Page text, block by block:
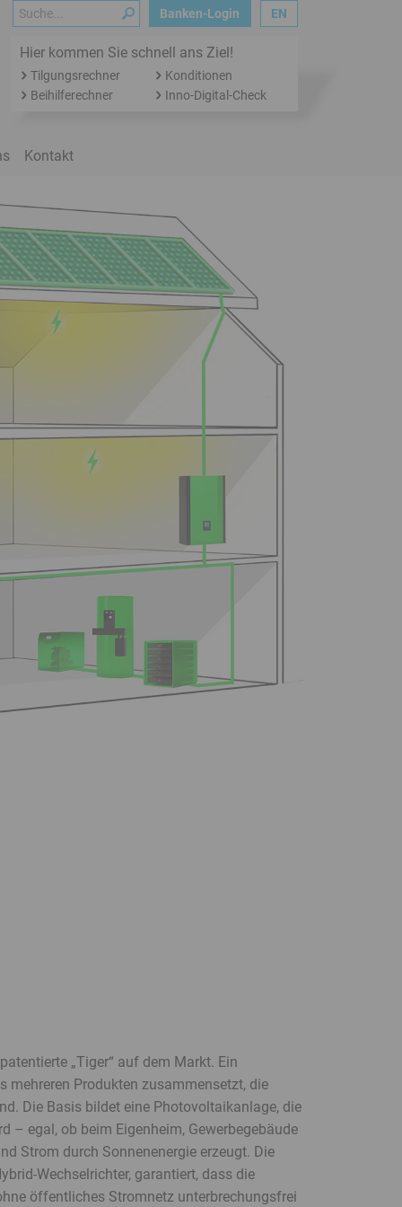
Kontakt
Suche Banken-Login EN
Hier kommen Sie schnell ans Ziel!
Tilgungsrechner
Konditionen
Beihilferechner
Inno-Digital-Check
„Tiger“ auf dem Markt. Ein
mehreren Produkten zusammensetzt, die
Die Basis bildet eine Photovoltaikanlage, die
– egal, ob beim Eigenheim, Gewerbegebäude
Strom durch Sonnenenergie erzeugt. Die
Wechselrichter, garantiert, dass die
öffentliches Stromnetz unterbrechungsfrei